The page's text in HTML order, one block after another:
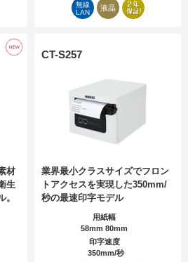
無線
LAN
液晶
材
生
CT-S257
業界最小クラスサイズでフロン
トアクセスを実現した350mm/
秒の最速印字モデル
用紙幅
58mm 80mm
印字速度
350mm/秒